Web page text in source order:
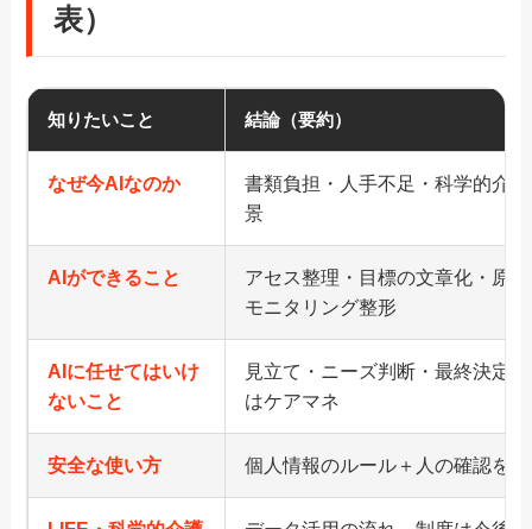
表）
知りたいこと 結論（要約）
なぜ今AIなのか
書類負担・人手不足・科学的介
景
AIができること
アセス整理・目標の文章化・原
モニタリング整形
AIに任せてはいけ
ないこと
見立て・ニーズ判断・最終決定
はケアマネ
安全な使い方 個人情報のルール＋人の確認を